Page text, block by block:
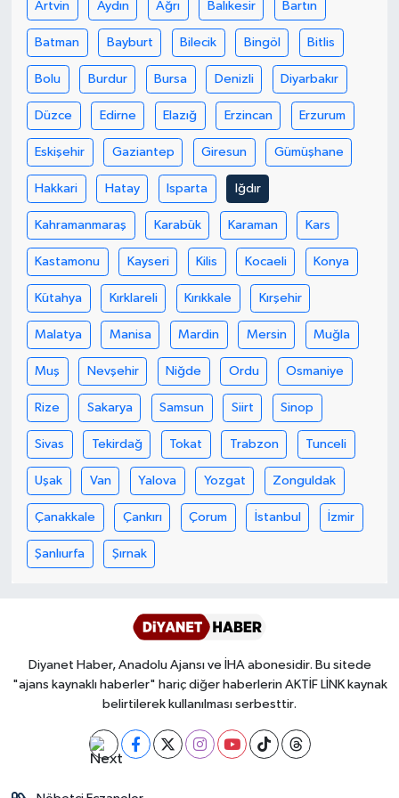
Artvin Aydın Ağrı Balıkesir Bartın
Batman Bayburt Bilecik Bingöl Bitlis
Bolu Burdur Bursa Denizli Diyarbakır
Düzce Edirne Elazığ Erzincan Erzurum
Eskişehir Gaziantep Giresun Gümüşhane
Hakkari Hatay Isparta Iğdır
Kahramanmaraş Karabük Karaman Kars
Kastamonu Kayseri Kilis Kocaeli Konya
Kütahya Kırklareli Kırıkkale Kırşehir
Malatya Manisa Mardin Mersin Muğla
Muş Nevşehir Niğde Ordu Osmaniye
Rize Sakarya Samsun Siirt Sinop
Sivas Tekirdağ Tokat Trabzon Tunceli
Uşak Van Yalova Yozgat Zonguldak
Çanakkale Çankırı Çorum İstanbul İzmir
Şanlıurfa Şırnak
Diyanet Haber, Anadolu Ajansı ve İHA abonesidir. Bu sitede
"ajans kaynaklı haberler" hariç diğer haberlerin AKTİF LİNK kaynak
belirtilerek kullanılması serbesttir.
Bitlis Müftülüğü
Bolu Müftülüğü
Burdur Müftülüğü
Bursa Müftülüğü
Çanakkale Müftülüğü
Çankırı Müftülüğü
Çorum Müftülüğü
Denizli Müftülüğü
Diyarbakır Müftülüğü
Düzce Müftülüğü
Edirne Müftülüğü
Elazığ Müftülüğü
Erzurum Müftülüğü
Eskişehir Müftülüğü
Giresun Müftülüğü
Sağlık
Makaleler
Ekonomi
Duyurular
Podcast
Bilim, Teknoloji
Biyografiler
Diyanet TV
İhtida Haberleri
YAŞAM